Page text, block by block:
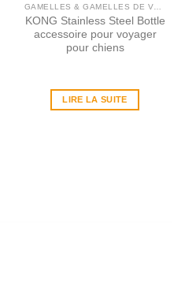
KONG Stainless Steel Bottle
accessoire pour voyager
pour chiens
LIRE LA SUITE